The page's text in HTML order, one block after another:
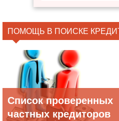
ПОМОЩЬ В ПОИСКЕ
Список проверенных
частных кредиторов